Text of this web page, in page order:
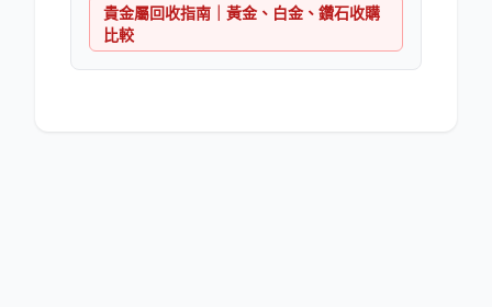
貴金屬回收指南｜黃金、白金、鑽石收購
比較